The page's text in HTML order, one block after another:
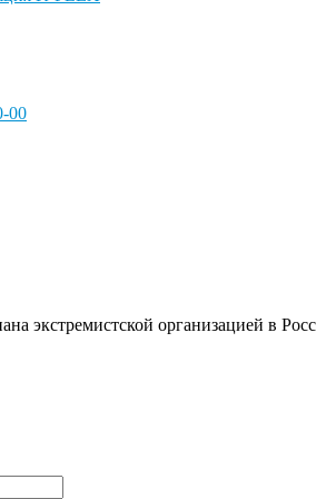
00
экстремистской организацией в